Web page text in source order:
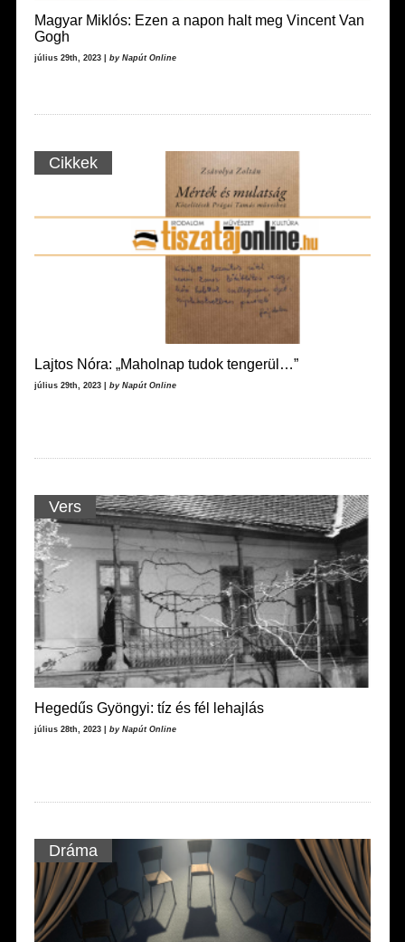
Magyar Miklós: Ezen a napon halt meg Vincent Van
Gogh
július 29th, 2023 | by Napút Online
Cikkek
Lajtos Nóra: „Maholnap tudok tengerül…”
július 29th, 2023 | by Napút Online
Vers
Hegedűs Gyöngyi: tíz és fél lehajlás
július 28th, 2023 | by Napút Online
Dráma